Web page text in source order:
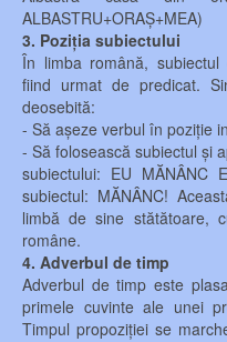
ALBASTRU+ORAȘ+MEA)
3. Poziția subiectului
În limba română,
fiind urmat de predicat.
deosebită:
- Să așeze verbul în poziție
- Să folosească subiectul și
subiectului: EU
subiectul: MĂNÂNC!
limbă de sine stătătoare,
române.
4. Adverbul de timp
Adverbul de timp este
primele cuvinte ale unei
Timpul propoziției se